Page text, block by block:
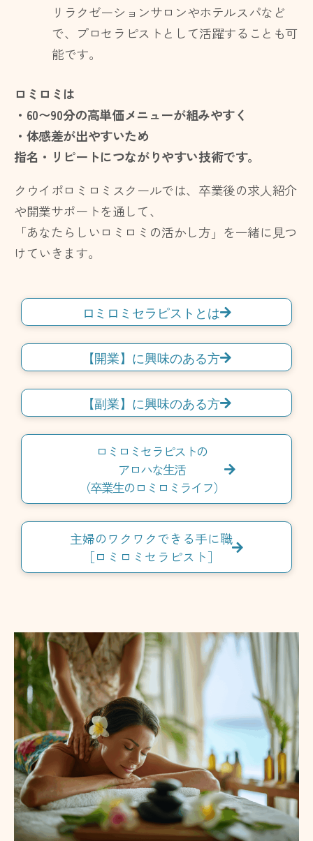
リラクゼーションサロンやホテルスパなど
で、プロセラピストとして活躍することも可
能です。
ロミロミは
・60〜90分の高単価メニューが組みやすく
・体感差が出やすいため
指名・リピートにつながりやすい技術です。
クウイポロミロミスクールでは、卒業後の求人紹介
や開業サポートを通して、
「あなたらしいロミロミの活かし方」を一緒に見つ
けていきます。
ロミロミセラピストとは
【開業】に興味のある方
【副業】に興味のある方
ロミロミセラピストの
アロハな生活
（卒業生のロミロミライフ）
主婦のワクワクできる手に職
［ロミロミセラピスト］